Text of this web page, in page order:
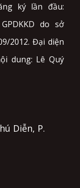
ký lần đầu:
do sở
2012. Đại diện
dung: Lê Quý
Diễn, P.